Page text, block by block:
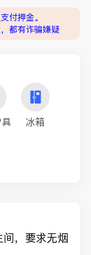
付押金。
都有诈骗嫌疑
冰箱
，要求无烟